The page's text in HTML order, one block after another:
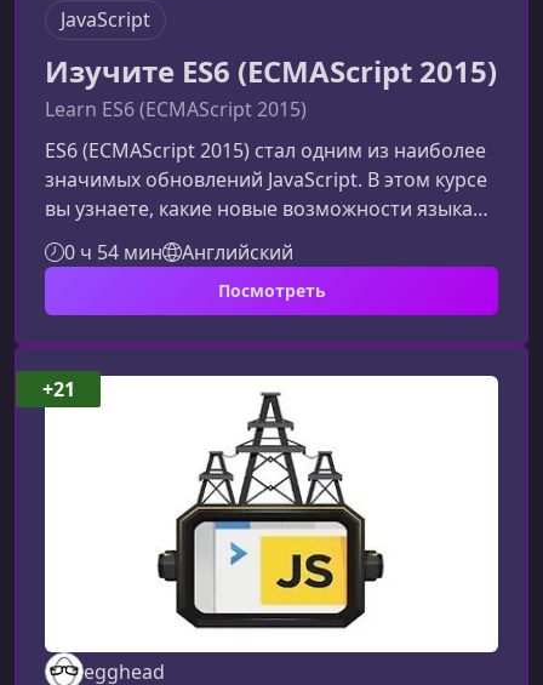
JavaScript
Изучите ES6 (ECMAScript 2015)
Learn ES6 (ECMAScript 2015)
ES6 (ECMAScript 2015) стал одним из наиболее
значимых обновлений JavaScript. В этом курсе
вы узнаете, какие новые возможности языка
помогут вам писать чище, короче и
эффективнее.Что вы узнаете из курса по
ES6Обновление ES6 расширило возможности
JavaScript, привнеся современный синтаксис и
новые инструменты, которые сегодня
являются стандартом веб‑разработки. Курс
поможет вам уверенно использовать эти
функции в реальных проектах.Ключевые особ
0 ч 54 мин Английский
Посмотреть
egghead
+21